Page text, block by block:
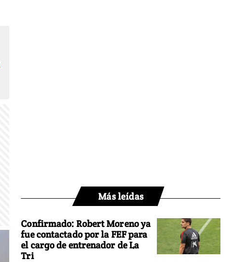
Más leídas
Confirmado: Robert Moreno ya
fue contactado por la FEF para
el cargo de entrenador de La
Tri